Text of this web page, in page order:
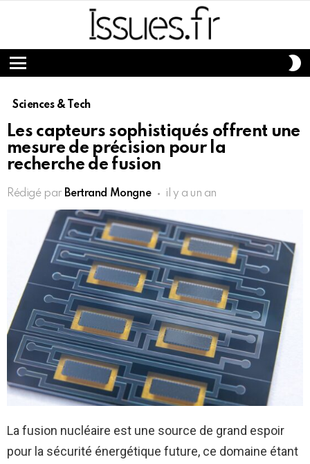
Menu
Sciences & Tech
Les capteurs sophistiqués offrent une
mesure de précision pour la
recherche de fusion
Rédigé par Bertrand Mongne il y a un an
La fusion nucléaire est une source de grand espoir
pour la sécurité énergétique future, ce domaine étant